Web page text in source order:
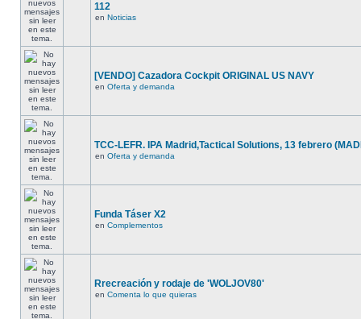
112
en Noticias
[VENDO] Cazadora Cockpit ORIGINAL US NAVY
en Oferta y demanda
TCC-LEFR. IPA Madrid,Tactical Solutions, 13 febrero
en Oferta y demanda
Funda Táser X2
en Complementos
Rrecreación y rodaje de 'WOLJOV80'
en Comenta lo que quieras